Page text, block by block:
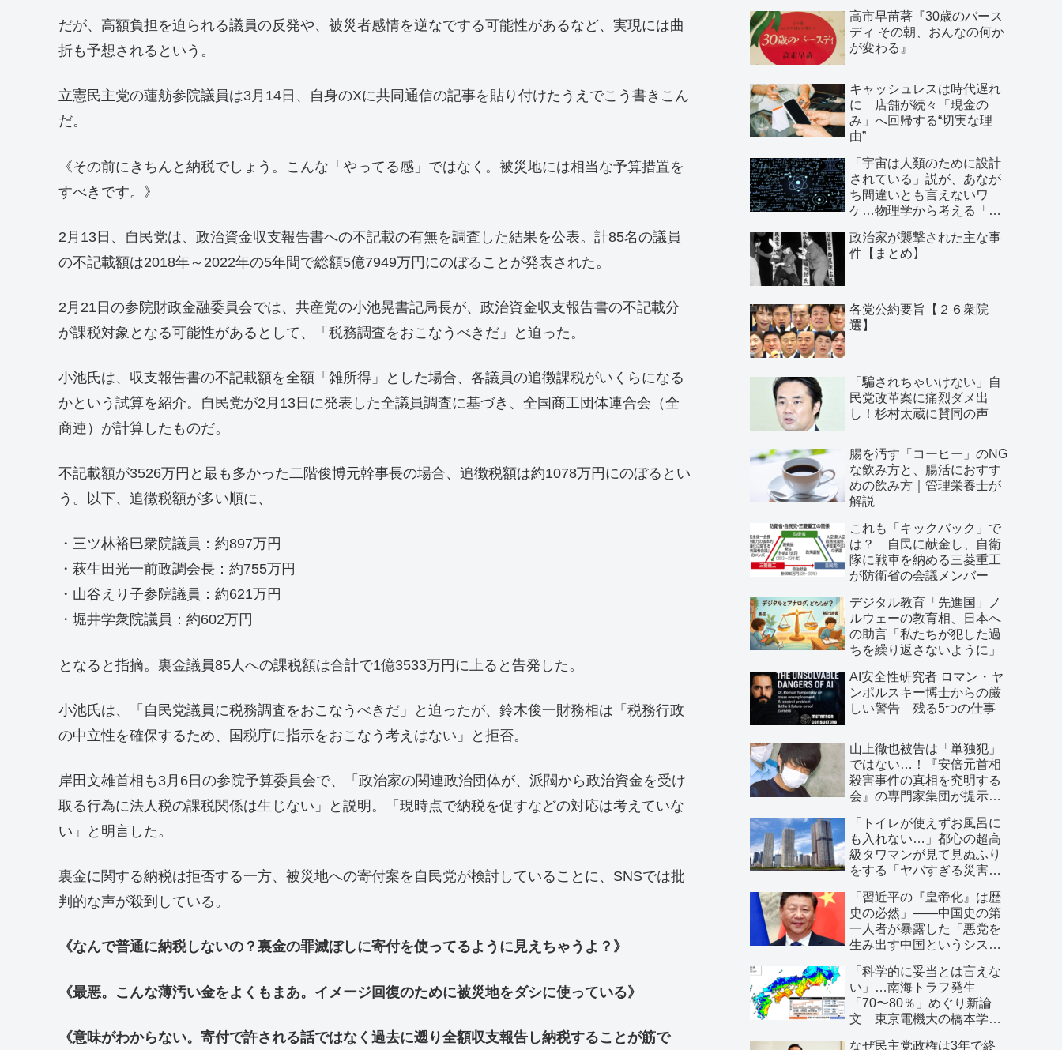
だが、高額負担を迫られる議員の反発や、被災者感情を逆なでする可能性があるなど、実現には曲
折も予想されるという。
立憲民主党の蓮舫参院議員は3月14日、自身のXに共同通信の記事を貼り付けたうえでこう書きこん
だ。
《その前にきちんと納税でしょう。こんな「やってる感」ではなく。被災地には相当な予算措置を
すべきです。》
2月13日、自民党は、政治資金収支報告書への不記載の有無を調査した結果を公表。計85名の議員
の不記載額は2018年～2022年の5年間で総額5億7949万円にのぼることが発表された。
2月21日の参院財政金融委員会では、共産党の小池晃書記局長が、政治資金収支報告書の不記載分
が課税対象となる可能性があるとして、「税務調査をおこなうべきだ」と迫った。
小池氏は、収支報告書の不記載額を全額「雑所得」とした場合、各議員の追徴課税がいくらになる
かという試算を紹介。自民党が2月13日に発表した全議員調査に基づき、全国商工団体連合会（全
商連）が計算したものだ。
不記載額が3526万円と最も多かった二階俊博元幹事長の場合、追徴税額は約1078万円にのぼるとい
う。以下、追徴税額が多い順に、
・三ツ林裕巳衆院議員：約897万円
・萩生田光一前政調会長：約755万円
・山谷えり子参院議員：約621万円
・堀井学衆院議員：約602万円
となると指摘。裏金議員85人への課税額は合計で1億3533万円に上ると告発した。
小池氏は、「自民党議員に税務調査をおこなうべきだ」と迫ったが、鈴木俊一財務相は「税務行政
の中立性を確保するため、国税庁に指示をおこなう考えはない」と拒否。
岸田文雄首相も3月6日の参院予算委員会で、「政治家の関連政治団体が、派閥から政治資金を受け
取る行為に法人税の課税関係は生じない」と説明。「現時点で納税を促すなどの対応は考えていな
い」と明言した。
裏金に関する納税は拒否する一方、被災地への寄付案を自民党が検討していることに、SNSでは批
判的な声が殺到している。
《なんで普通に納税しないの？裏金の罪滅ぼしに寄付を使ってるように見えちゃうよ？》
《最悪。こんな薄汚い金をよくもまあ。イメージ回復のために被災地をダシに使っている》
《意味がわからない。寄付で許される話ではなく過去に遡り全額収支報告し納税することが筋で
高市早苗著『30歳のバース
ディ その朝、おんなの何か
が変わる』
キャッシュレスは時代遅れ
に 店舗が続々「現金の
み」へ回帰する“切実な理
由”
「宇宙は人類のために設計
されている」説が、あなが
ち間違いとも言えないワ
ケ…物理学から考える「こ
政治家が襲撃された主な事
件【まとめ】
各党公約要旨【２６衆院
選】
「騙されちゃいけない」自
民党改革案に痛烈ダメ出
し！杉村太蔵に賛同の声
腸を汚す「コーヒー」のNG
な飲み方と、腸活におすす
めの飲み方｜管理栄養士が
解説
これも「キックバック」で
は？ 自民に献金し、自衛
隊に戦車を納める三菱重工
が防衛省の会議メンバー
デジタル教育「先進国」ノ
ルウェーの教育相、日本へ
の助言「私たちが犯した過
ちを繰り返さないように」
AI安全性研究者 ロマン・ヤ
ンポルスキー博士からの厳
しい警告 残る5つの仕事
山上徹也被告は「単独犯」
ではない…！『安倍元首相
殺害事件の真相を究明する
会』の専門家集団が提示し
「トイレが使えずお風呂に
も入れない…」都心の超高
級タワマンが見て見ぬふり
をする「ヤバすぎる災害リ
「習近平の『皇帝化』は歴
史の必然」――中国史の第
一人者が暴露した「悪党を
生み出す中国というシステ
「科学的に妥当とは言えな
い」…南海トラフ発生
「70〜80％」めぐり新論
文 東京電機大の橋本学特
なぜ民主党政権は3年で終